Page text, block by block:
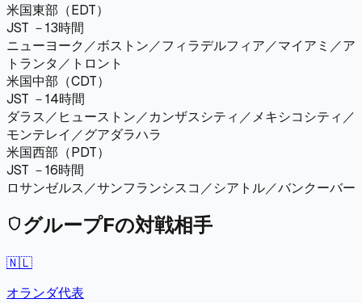
米国東部（EDT）
JST －13時間
ニューヨーク／ボストン／フィラデルフィア／マイアミ／ア
トランタ／トロント
米国中部（CDT）
JST －14時間
ダラス／ヒューストン／カンザスシティ／メキシコシティ／
モンテレイ／グアダラハラ
米国西部（PDT）
JST －16時間
ロサンゼルス／サンフランシスコ／シアトル／バンクーバー
shield グループFの対戦相手
🇳🇱
オランダ代表